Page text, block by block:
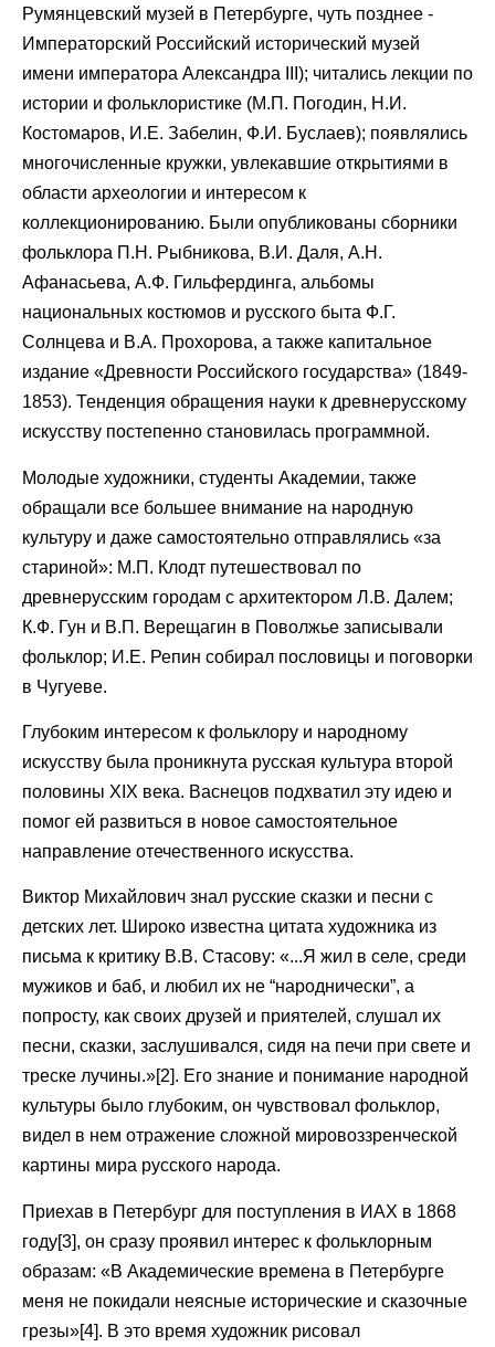
Румянцевский музей в Петербурге, чуть позднее -
Императорский Российский исторический музей
имени императора Александра III); читались лекции по
истории и фольклористике (М.П. Погодин, Н.И.
Костомаров, И.Е. Забелин, Ф.И. Буслаев); появлялись
многочисленные кружки, увлекавшие открытиями в
области археологии и интересом к
коллекционированию. Были опубликованы сборники
фольклора П.Н. Рыбникова, В.И. Даля, А.Н.
Афанасьева, А.Ф. Гильфердинга, альбомы
национальных костюмов и русского быта Ф.Г.
Солнцева и В.А. Прохорова, а также капитальное
издание «Древности Российского государства» (1849-
1853). Тенденция обращения науки к древнерусскому
искусству постепенно становилась программной.
Молодые художники, студенты Академии, также
обращали все большее внимание на народную
культуру и даже самостоятельно отправлялись «за
стариной»: М.П. Клодт путешествовал по
древнерусским городам с архитектором Л.В. Далем;
К.Ф. Гун и В.П. Верещагин в Поволжье записывали
фольклор; И.Е. Репин собирал пословицы и поговорки
в Чугуеве.
Глубоким интересом к фольклору и народному
искусству была проникнута русская культура второй
половины XIX века. Васнецов подхватил эту идею и
помог ей развиться в новое самостоятельное
направление отечественного искусства.
Виктор Михайлович знал русские сказки и песни с
детских лет. Широко известна цитата художника из
письма к критику В.В. Стасову: «...Я жил в селе, среди
мужиков и баб, и любил их не “народнически”, а
попросту, как своих друзей и приятелей, слушал их
песни, сказки, заслушивался, сидя на печи при свете и
треске лучины.»[2]. Его знание и понимание народной
культуры было глубоким, он чувствовал фольклор,
видел в нем отражение сложной мировоззренческой
картины мира русского народа.
Приехав в Петербург для поступления в ИАХ в 1868
году[3], он сразу проявил интерес к фольклорным
образам: «В Академические времена в Петербурге
меня не покидали неясные исторические и сказочные
грезы»[4]. В это время художник рисовал